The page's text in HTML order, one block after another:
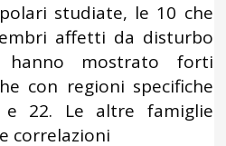
studiate, le 10 che
affetti da disturbo
hanno mostrato forti
con regioni specifiche
22. Le altre famiglie
correlazioni